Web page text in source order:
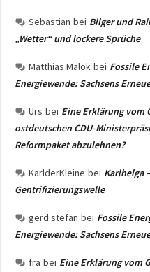
Sebastian bei Bilger und
„Wetter“ und lockere Sprüche
Matthias Malok bei Fossile
Energiewende: Sachsens
Urs bei Eine Erklärung vom
ostdeutschen CDU-
Reformpaket abzulehnen?
KarlderKleine bei Karlhelga
Gentrifizierungswelle
gerd stefan bei Fossile
Energiewende: Sachsens
fra bei Eine Erklärung vom